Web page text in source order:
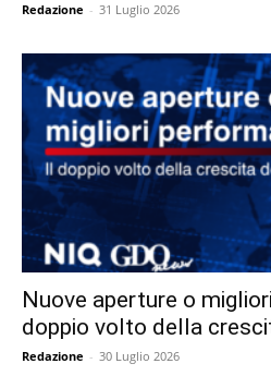
Redazione - 31 Luglio 2026
Nuove aperture o
doppio volto della
Redazione - 30 Luglio 2026